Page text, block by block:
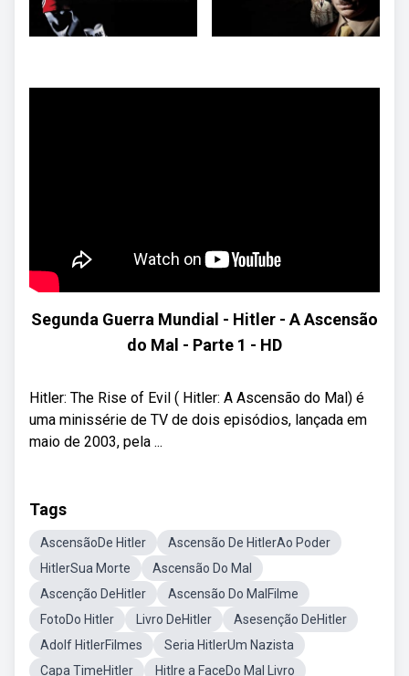
Segunda Guerra Mundial - Hitler - A Ascensão
do Mal - Parte 1 - HD
Hitler: The Rise of Evil ( Hitler: A Ascensão do Mal) é
uma minissérie de TV de dois episódios, lançada em
maio de 2003, pela ...
Tags
AscensãoDe Hitler
Ascensão De HitlerAo Poder
HitlerSua Morte
Ascensão Do Mal
Ascenção DeHitler
Ascensão Do MalFilme
FotoDo Hitler
Livro DeHitler
Asesenção DeHitler
Adolf HitlerFilmes
Seria HitlerUm Nazista
Capa TimeHitler
Hitlre a FaceDo Mal Livro